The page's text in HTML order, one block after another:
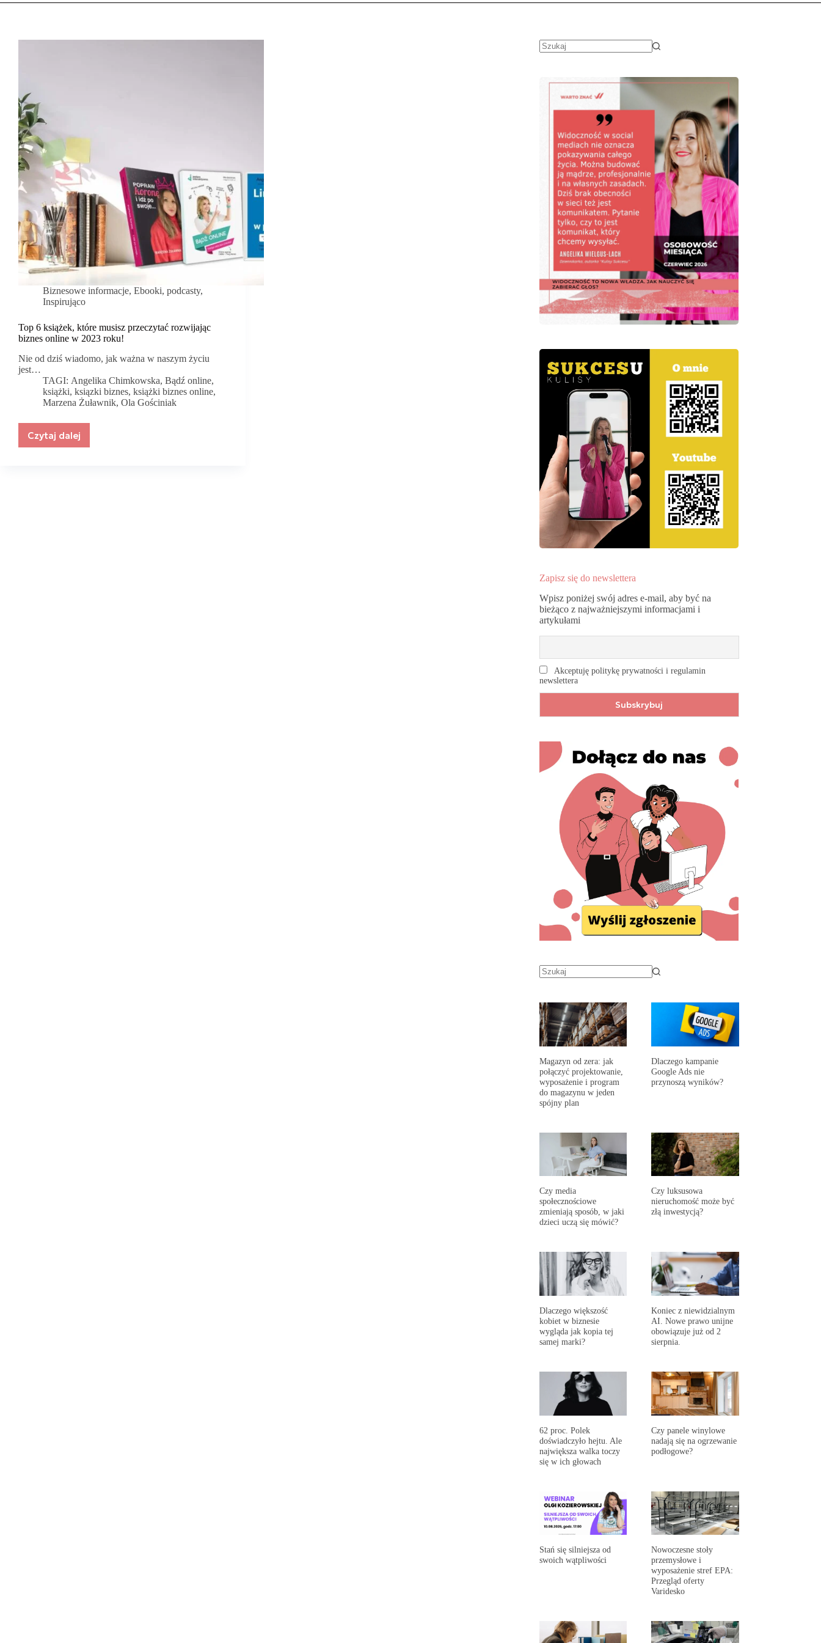
Biznesowe informacje, Ebooki, podcasty,
Inspirująco
Top 6 książek, które musisz przeczytać rozwijając
biznes online w 2023 roku!
Nie od dziś wiadomo, jak ważna w naszym życiu
jest…
TAGI: Angelika Chimkowska,Bądź online,
książki, ksiązki biznes, książki biznes online,
Marzena Żuławnik, Ola Gościniak
Czytaj dalej
Top
Zapisz się do newslettera
Wpisz poniżej swój adres e-mail, aby być na
bieżąco z najważniejszymi informacjami i
artykułami
Akceptuję politykę prywatności i regulamin
newslettera
Magazyn od zera: jak
połączyć projektowanie,
wyposażenie i program
do magazynu w jeden
spójny plan
Dlaczego kampanie
Google Ads nie
przynoszą wyników?
Czy media
społecznościowe
zmieniają sposób, w jaki
dzieci uczą się mówić?
Czy luksusowa
nieruchomość może być
złą inwestycją?
Dlaczego większość
kobiet w biznesie
wygląda jak kopia tej
samej marki?
Koniec z niewidzialnym
AI. Nowe prawo unijne
obowiązuje już od 2
sierpnia.
62 proc. Polek
doświadczyło hejtu. Ale
największa walka toczy
się w ich głowach
Czy panele winylowe
nadają się na ogrzewanie
podłogowe?
Stań się silniejsza od
swoich wątpliwości
Nowoczesne stoły
przemysłowe i
wyposażenie stref EPA:
Przegląd oferty
Varidesko